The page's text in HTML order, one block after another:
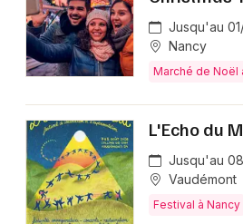
Jusqu'au
Nancy
Marché de Noël
L'Echo du
Jusqu'au
Vaudémont
Festival à Nancy